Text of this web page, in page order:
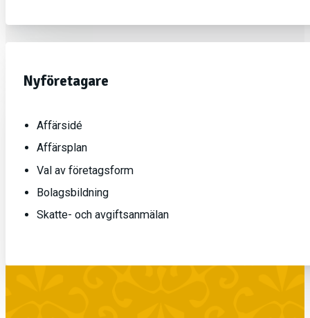
Nyföretagare
Affärsidé
Affärsplan
Val av företagsform
Bolagsbildning
Skatte- och avgiftsanmälan